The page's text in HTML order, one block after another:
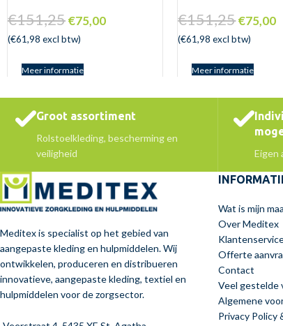
€151,25€75,00
(€61,98 excl btw)
Meer informatie
€151,25€75,00
(€61,98 excl btw)
Meer informatie
Groot assortiment
Rolstoelkleding, bescherming en
veiligheid
Eigen
Meditex is specialist op het gebied van
aangepaste kleding en hulpmiddelen. Wij
ontwikkelen, produceren en distribueren
innovatieve, aangepaste kleding, textiel en
hulpmiddelen voor de zorgsector.
Wat is mijn
Over Meditex
Offerte
Contact
Veel gestelde
Algemene
Privacy Policy